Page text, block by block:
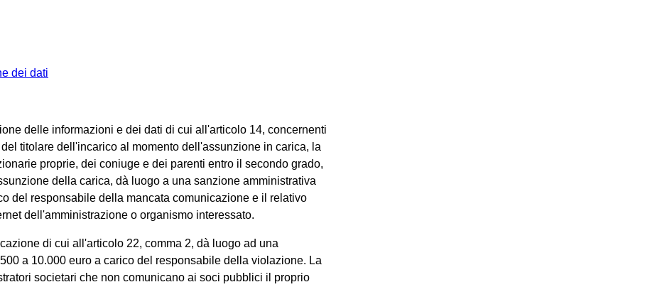
dei dati
delle informazioni e dei dati di cui all'articolo 14, concernenti
titolare dell'incarico al momento dell'assunzione in carica, la
proprie, dei coniuge e dei parenti entro il secondo grado,
della carica, dà luogo a una sanzione amministrativa
del responsabile della mancata comunicazione e il relativo
dell'amministrazione o organismo interessato.
di cui all'articolo 22, comma 2, dà luogo ad una
a 10.000 euro a carico del responsabile della violazione. La
societari che non comunicano ai soci pubblici il proprio